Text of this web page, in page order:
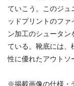
ていこう。このジュ
ッドプリントのファ
ン加工のシュータ
ている。靴底には、
性に優れたアウトソ
※掲載画像の仕様・